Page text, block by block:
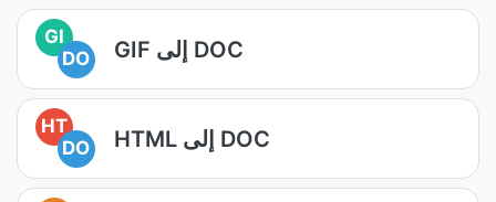
GI
DO
GIF إلى DOC
HT
DO
HTML إلى DOC